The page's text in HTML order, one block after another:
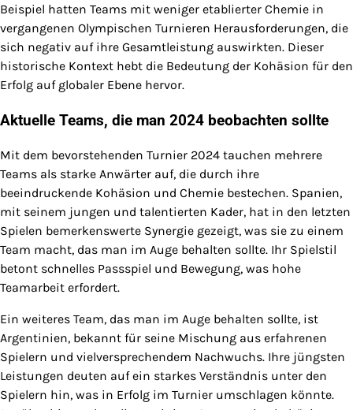
Beispiel hatten Teams mit weniger etablierter Chemie in
vergangenen Olympischen Turnieren Herausforderungen, die
sich negativ auf ihre Gesamtleistung auswirkten. Dieser
historische Kontext hebt die Bedeutung der Kohäsion für den
Erfolg auf globaler Ebene hervor.
Aktuelle Teams, die man 2024 beobachten sollte
Mit dem bevorstehenden Turnier 2024 tauchen mehrere
Teams als starke Anwärter auf, die durch ihre
beeindruckende Kohäsion und Chemie bestechen. Spanien,
mit seinem jungen und talentierten Kader, hat in den letzten
Spielen bemerkenswerte Synergie gezeigt, was sie zu einem
Team macht, das man im Auge behalten sollte. Ihr Spielstil
betont schnelles Passspiel und Bewegung, was hohe
Teamarbeit erfordert.
Ein weiteres Team, das man im Auge behalten sollte, ist
Argentinien, bekannt für seine Mischung aus erfahrenen
Spielern und vielversprechendem Nachwuchs. Ihre jüngsten
Leistungen deuten auf ein starkes Verständnis unter den
Spielern hin, was in Erfolg im Turnier umschlagen könnte.